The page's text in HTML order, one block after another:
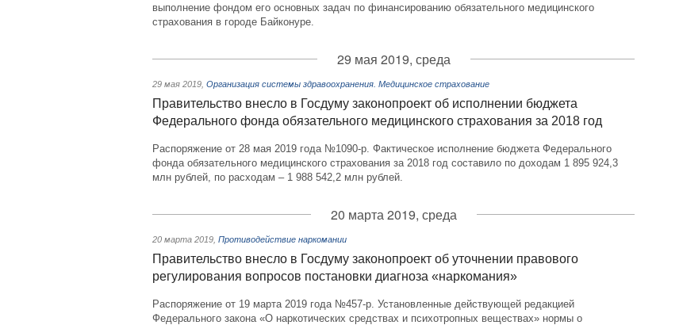
выполнение фондом его основных задач по финансированию обязательного медицинского
страхования в городе Байконуре.
29 мая 2019, среда
29 мая 2019 Организация системы здравоохранения. Медицинское страхование
Правительство внесло в Госдуму законопроект об исполнении бюджета
Федерального фонда обязательного медицинского страхования за 2018 год
Распоряжение от 28 мая 2019 года №1090-р. Фактическое исполнение бюджета Федерального
фонда обязательного медицинского страхования за 2018 год составило по доходам 1 895 924,3
млн рублей, по расходам – 1 988 542,2 млн рублей.
20 марта 2019, среда
20 марта 2019 Противодействие наркомании
Правительство внесло в Госдуму законопроект об уточнении правового
регулирования вопросов постановки диагноза «наркомания»
Распоряжение от 19 марта 2019 года №457-р. Установленные действующей редакцией
Федерального закона «О наркотических средствах и психотропных веществах» нормы о